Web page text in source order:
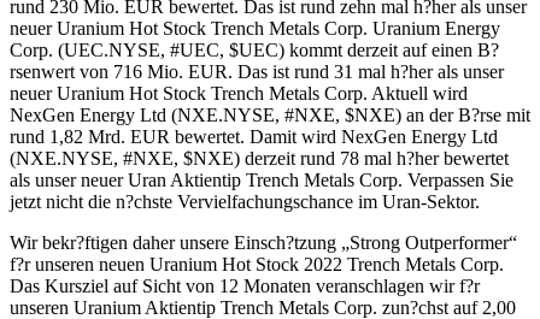
rund 230 Mio. EUR bewertet. Das ist rund zehn mal h?her als unser
neuer Uranium Hot Stock Trench Metals Corp. Uranium Energy
Corp. (UEC.NYSE, #UEC, $UEC) kommt derzeit auf einen B?
rsenwert von 716 Mio. EUR. Das ist rund 31 mal h?her als unser
neuer Uranium Hot Stock Trench Metals Corp. Aktuell wird
NexGen Energy Ltd (NXE.NYSE, #NXE, $NXE) an der B?rse mit
rund 1,82 Mrd. EUR bewertet. Damit wird NexGen Energy Ltd
(NXE.NYSE, #NXE, $NXE) derzeit rund 78 mal h?her bewertet
als unser neuer Uran Aktientip Trench Metals Corp. Verpassen Sie
jetzt nicht die n?chste Vervielfachungschance im Uran-Sektor.
Wir bekr?ftigen daher unsere Einsch?tzung „Strong Outperformer“
f?r unseren neuen Uranium Hot Stock 2022 Trench Metals Corp.
Das Kursziel auf Sicht von 12 Monaten veranschlagen wir f?r
unseren Uranium Aktientip Trench Metals Corp. zun?chst auf 2,00